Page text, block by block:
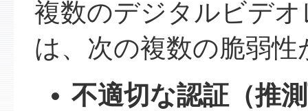
複数のデジタルビデ
は、次の複数の脆弱
不適切な認証（推